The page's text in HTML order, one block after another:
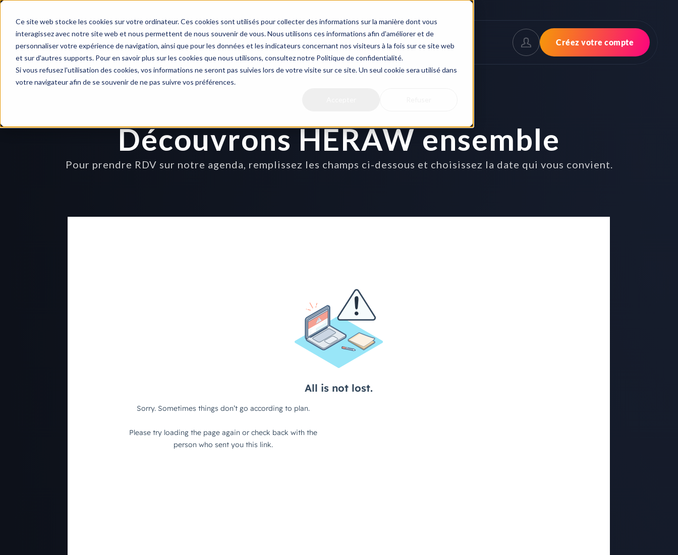
Ce site web stocke les cookies sur votre ordinateur. Ces cookies sont utilisés pour collecter des informations sur la manière dont vous
interagissez avec notre site web et nous permettent de nous souvenir de vous. Nous utilisons ces informations afin d'améliorer et de
personnaliser votre expérience de navigation, ainsi que pour les données et les indicateurs concernant nos visiteurs à la fois sur ce site web
et sur d'autres supports. Pour en savoir plus sur les cookies que nous utilisons, consultez notre Politique de confidentialité.
Si vous refusez l'utilisation des cookies, vos informations ne seront pas suivies lors de votre visite sur ce site. Un seul cookie sera utilisé dans
votre navigateur afin de se souvenir de ne pas suivre vos préférences.
Cas clients Prendre RDV Créez votre compte
Découvrons HERAW ensemble
Pour prendre RDV sur notre agenda, remplissez les champs ci-dessous et choisissez la date qui vous convient.